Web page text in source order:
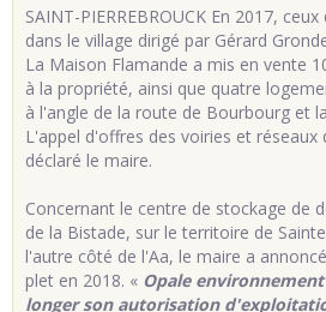
SAINT-PIER­RE­BROUCK En 2017,
dans le vil­lage di­rigé par Gé­rard
La Mai­son Fla­mande a mis en vente
à la pro­priété, ainsi que quatre
à l'angle de la route de Bour­bourg et
L'ap­pel d'offres des voi­ries et ré­seaux
dé­claré le maire.
Concer­nant le centre de sto­ckage de
de la Bis­tade, sur le ter­ri­toire de
l'autre côté de l'Aa, le maire a
plet en 2018. « Opale
lon­ger son au­to­ri­sa­tion